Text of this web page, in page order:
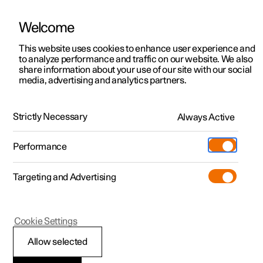
Polestar 2
Polestar 3
Polestar 4
Pre-owned
Shop
Meer
Testrit
Aanbiedingen voor
Testrit
Aanbiedingen voor
Polestar 4 coupé
Ontdek Polestar 4
Testrit
Bekijk onze stockwagens
Aanbiedingen voor
Ontdek Polestar 5
Over pre-owned
Pre-owned aanbiedingen
Aanbiedingen voor particulieren
Aanbiedingen voor
professionelen
Bekijk onze stockwagens
Configureer
Pre-owned
Testrit
Additionals
(Opent in een nieuw venster)
Experiences
Ontmoet ons
Servicepunten
Opladen
Support
HandleidingVideogalerijSoftware-updates
Parkeerklimaat
Luchtzuivering
Welcome
This website uses cookies to enhance user experience and
to analyze performance and traffic on our website. We also
share information about your use of our site with our social
media, advertising and analytics partners.
Strictly Necessary Always Active
Performance
Targeting and Advertising
Allow selected
Cookie Settings